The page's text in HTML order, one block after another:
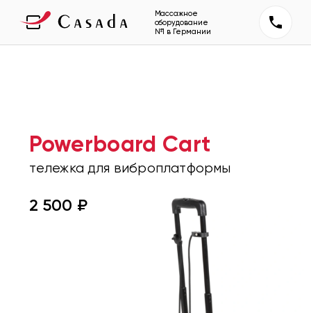
Массажное
оборудование
№1 в Германии
Powerboard Cart
тележка для виброплатформы
2 500 ₽